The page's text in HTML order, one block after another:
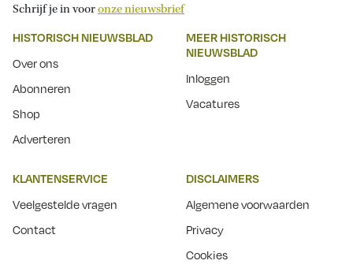
Schrijf je in vooronze nieuwsbrief
HISTORISCH NIEUWSBLAD
Over ons
Abonneren
Shop
Adverteren
MEER HISTORISCH
NIEUWSBLAD
Inloggen
Vacatures
KLANTENSERVICE
Veelgestelde vragen
Contact
DISCLAIMERS
Algemene voorwaarden
Privacy
Cookies